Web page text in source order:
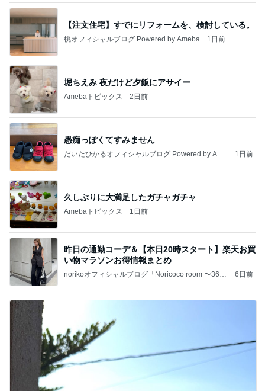
【注文住宅】すでにリフォームを、検討している。
桃オフィシャルブログ Powered by Ameba 1日前
堀ちえみ 夜だけど夕飯にアサイー
Amebaトピックス 2日前
愚痴っぽくてすみません
だいたひかるオフィシャルブログ Powered by Ame
1日前
久しぶりに大満足したガチャガチャ
Amebaトピックス 1日前
昨日の通勤コーデ＆【本日20時スタート】楽天お買
い物マラソンお得情報まとめ
norikoオフィシャルブログ「Noricoco room 〜365
6日前